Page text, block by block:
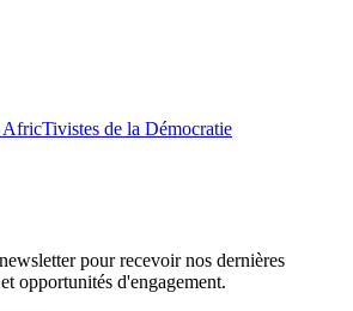
de la Démocratie
pour recevoir nos dernières
opportunités d'engagement.